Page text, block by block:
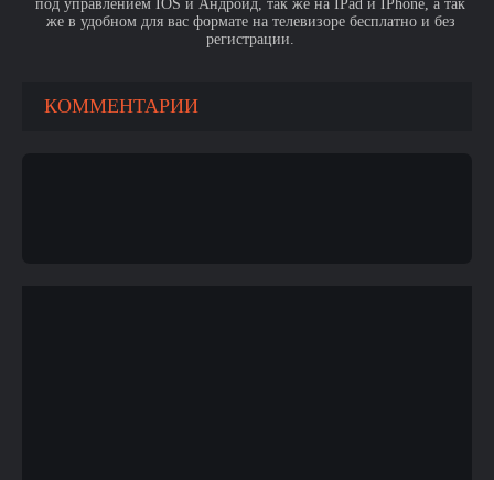
под управлением IOS и Андроид, так же на IPad и IPhone, а так
же в удобном для вас формате на телевизоре бесплатно и без
регистрации.
КОММЕНТАРИИ